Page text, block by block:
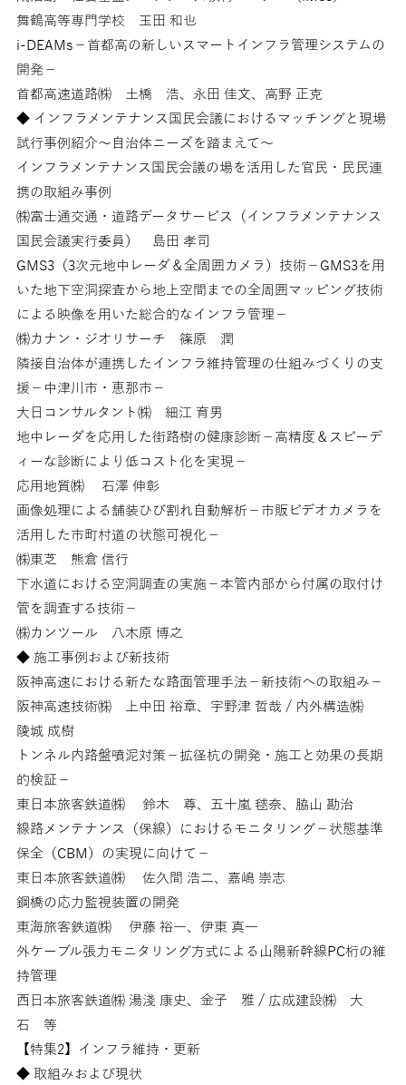
舞鶴高等専門学校 玉田 和也
i-DEAMs－首都高の新しいスマートインフラ管理システムの
開発－
首都高速道路㈱ 土橋 浩、永田 佳文、高野 正克
◆ インフラメンテナンス国民会議におけるマッチングと現場
試行事例紹介～自治体ニーズを踏まえて～
インフラメンテナンス国民会議の場を活用した官民・民民連
携の取組み事例
㈱富士通交通・道路データサービス（インフラメンテナンス
国民会議実行委員） 島田 孝司
GMS3（3次元地中レーダ＆全周囲カメラ）技術－GMS3を用
いた地下空洞探査から地上空間までの全周囲マッピング技術
による映像を用いた総合的なインフラ管理－
㈱カナン・ジオリサーチ 篠原 潤
隣接自治体が連携したインフラ維持管理の仕組みづくりの支
援－中津川市・恵那市－
大日コンサルタント㈱ 細江 育男
地中レーダを応用した街路樹の健康診断－高精度＆スピーデ
ィーな診断により低コスト化を実現－
応用地質㈱ 石澤 伸彰
画像処理による舗装ひび割れ自動解析－市販ビデオカメラを
活用した市町村道の状態可視化－
㈱東芝 熊倉 信行
下水道における空洞調査の実施－本管内部から付属の取付け
管を調査する技術－
㈱カンツール 八木原 博之
◆ 施工事例および新技術
阪神高速における新たな路面管理手法－新技術への取組み－
阪神高速技術㈱ 上中田 裕章、宇野津 哲哉 / 内外構造㈱
陵城 成樹
トンネル内路盤噴泥対策－拡径杭の開発・施工と効果の長期
的検証－
東日本旅客鉄道㈱ 鈴木 尊、五十嵐 毬奈、脇山 勘治
線路メンテナンス（保線）におけるモニタリング－状態基準
保全（CBM）の実現に向けて－
東日本旅客鉄道㈱ 佐久間 浩二、嘉嶋 崇志
鋼橋の応力監視装置の開発
東海旅客鉄道㈱ 伊藤 裕一、伊東 真一
外ケーブル張力モニタリング方式による山陽新幹線PC桁の維
持管理
西日本旅客鉄道㈱ 湯淺 康史、金子 雅 / 広成建設㈱ 大
石 等
【特集2】インフラ維持・更新
◆ 取組みおよび現状